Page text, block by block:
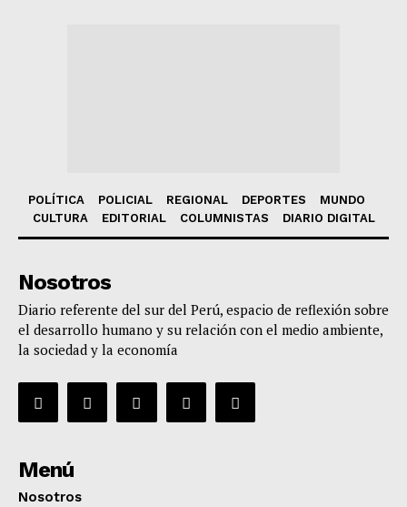
POLÍTICA POLICIAL REGIONAL DEPORTES
MUNDO
CULTURA
EDITORIAL COLUMNISTAS DIARIO DIGITAL
Nosotros
Diario referente del sur del Perú, espacio de reflexión sobre
el desarrollo humano y su relación con el medio ambiente,
la sociedad y la economía
Menú
Nosotros